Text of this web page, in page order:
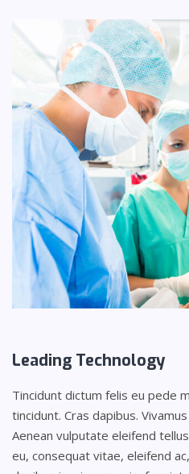
Leading Technology
Tincidunt dictum felis eu pede
tincidunt. Cras dapibus.
Aenean vulputate eleifend
eu, consequat vitae, eleifend